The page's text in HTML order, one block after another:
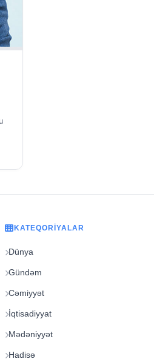
KATEQORIYALAR
Dünya
Gündəm
Cəmiyyət
İqtisadiyyat
Mədəniyyət
Hadisə